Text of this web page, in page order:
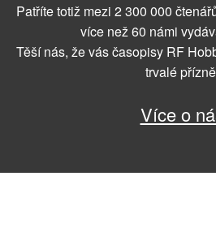
Patříte totiž mezi 2 300 000
více než 60 námi
Těší nás, že vás časopisy RF
trvalé
Více o